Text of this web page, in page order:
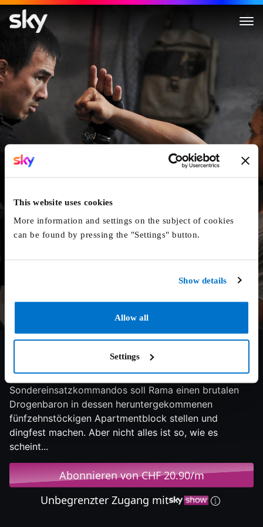
This website uses cookies
More information and settings on the subject of cookies
can be found by pressing the "Settings" button.
Show details
Allow all
Settings
The Raid
Als neues Mitglied eines verdeckt operierenden
Sondereinsatzkommandos soll Rama einen brutalen
Drogenbaron in dessen heruntergekommenen
fünfzehnstöckigen Apartmentblock stellen und
dingfest machen. Aber nicht alles ist so, wie es
scheint...
Abonnieren von CHF 20.90/m
Unbegrenzter Zugang mit